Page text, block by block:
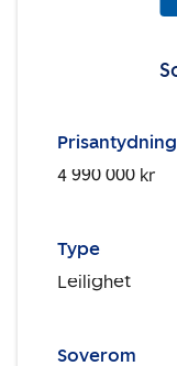
Prisantydning
4 990 000 kr
Type
Leilighet
Soverom